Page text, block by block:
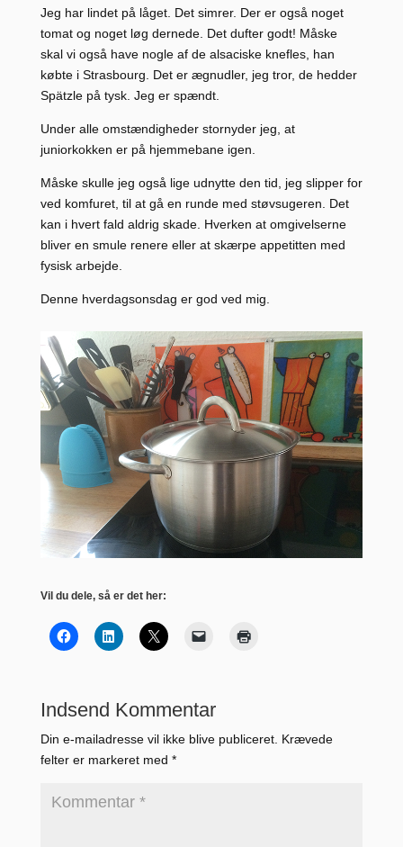
Jeg har lindet på låget. Det simrer. Der er også noget
tomat og noget løg dernede. Det dufter godt! Måske
skal vi også have nogle af de alsaciske knefles, han
købte i Strasbourg. Det er ægnudler, jeg tror, de hedder
Spätzle på tysk. Jeg er spændt.
Under alle omstændigheder stornyder jeg, at
juniorkokken er på hjemmebane igen.
Måske skulle jeg også lige udnytte den tid, jeg slipper for
ved komfuret, til at gå en runde med støvsugeren. Det
kan i hvert fald aldrig skade. Hverken at omgivelserne
bliver en smule renere eller at skærpe appetitten med
fysisk arbejde.
Denne hverdagsonsdag er god ved mig.
Vil du dele, så er det her:
Indsend Kommentar
Din e-mailadresse vil ikke blive publiceret. Krævede
felter er markeret med *